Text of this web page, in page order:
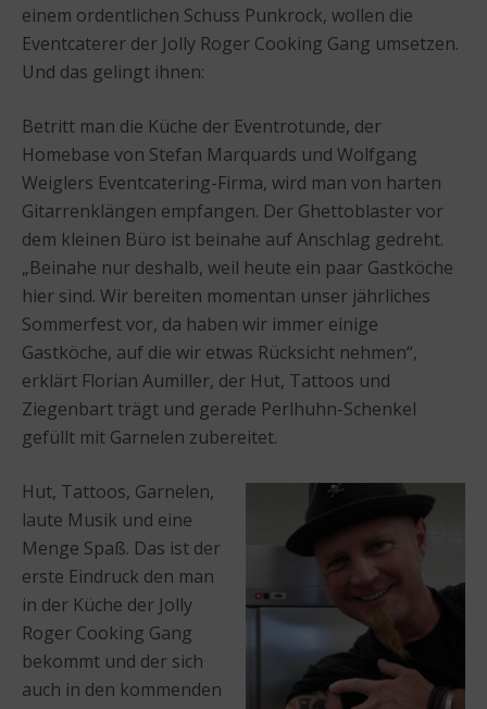
einem ordentlichen Schuss Punkrock, wollen die
Eventcaterer der Jolly Roger Cooking Gang umsetzen.
Und das gelingt ihnen:
Betritt man die Küche der Eventrotunde, der
Homebase von Stefan Marquards und Wolfgang
Weiglers Eventcatering-Firma, wird man von harten
Gitarrenklängen empfangen. Der Ghettoblaster vor
dem kleinen Büro ist beinahe auf Anschlag gedreht.
„Beinahe nur deshalb, weil heute ein paar Gastköche
hier sind. Wir bereiten momentan unser jährliches
Sommerfest vor, da haben wir immer einige
Gastköche, auf die wir etwas Rücksicht nehmen“,
erklärt Florian Aumiller, der Hut, Tattoos und
Ziegenbart trägt und gerade Perlhuhn-Schenkel
gefüllt mit Garnelen zubereitet.
Hut, Tattoos, Garnelen,
laute Musik und eine
Menge Spaß. Das ist der
erste Eindruck den man
in der Küche der Jolly
Roger Cooking Gang
bekommt und der sich
auch in den kommenden